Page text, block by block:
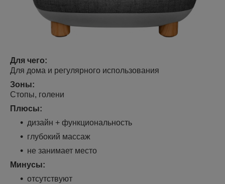
Для чего:
Для дома и регулярного использования
Зоны:
Стопы, голени
Плюсы:
дизайн + функциональность
глубокий массаж
не занимает место
Минусы:
отсутствуют